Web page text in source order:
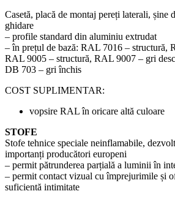
Casetă, placă de montaj pereți laterali, șine
ghidare
– profile standard din aluminiu extrudat
– în prețul de bază: RAL 7016 – structură,
RAL 9005 – structură, RAL 9007 – gri
DB 703 – gri închis
COST SUPLIMENTAR:
vopsire RAL în oricare altă culoare
STOFE
Stofe tehnice speciale neinflamabile,
importanți producători europeni
– permit pătrunderea parțială a luminii în
– permit contact vizual cu împrejurimile și
suficientă intimitate